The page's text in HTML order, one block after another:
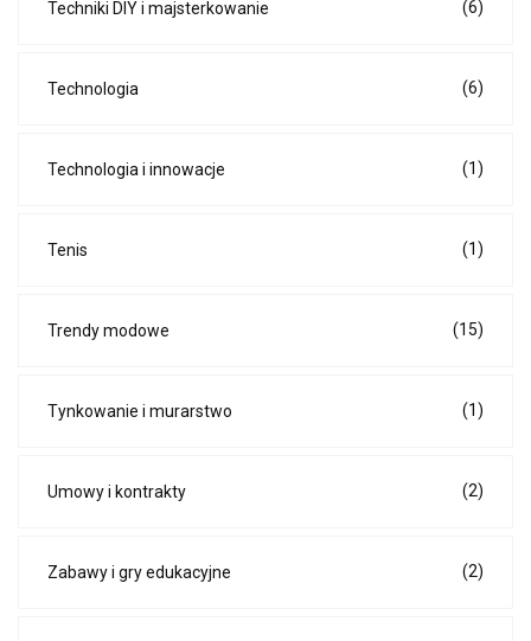
Techniki DIY i majsterkowanie (6)
Technologia (6)
Technologia i innowacje (1)
Tenis (1)
Trendy modowe (15)
Tynkowanie i murarstwo (1)
Umowy i kontrakty (2)
Zabawy i gry edukacyjne (2)